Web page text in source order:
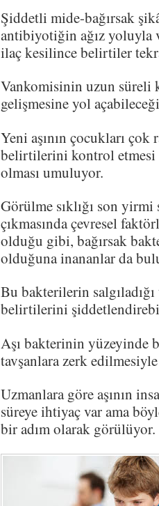
Şiddetli mide-bağırsak
antibiyotiğin ağız yoluyla
ilaç kesilince belirtiler
Vankomisinin uzun süreli
gelişmesine yol
Yeni aşının çocukları çok
belirtilerini kontrol etmesi
olması umuluyor.
Görülme sıklığı son
çıkmasında çevresel
olduğu gibi, bağırsak
olduğuna inananlar da
Bu bakterilerin
belirtilerini
Aşı bakterinin yüzeyinde
tavşanlara zerk
Uzmanlara göre aşının
süreye ihtiyaç var ama
bir adım olarak görülüyor.